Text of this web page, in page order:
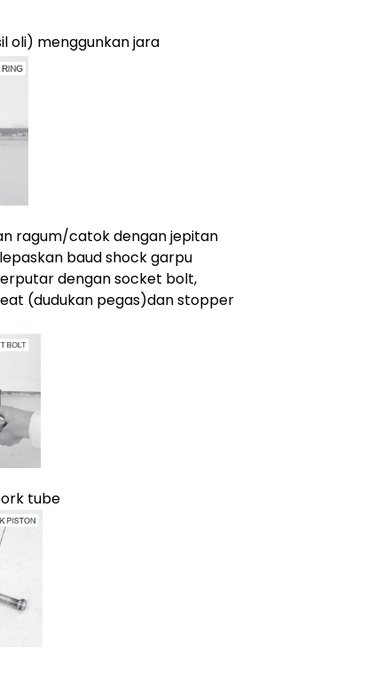
oli) menggunkan jara
ragum/catok dengan jepitan
baud shock garpu
dengan socket bolt,
(dudukan pegas)dan stopper
tube